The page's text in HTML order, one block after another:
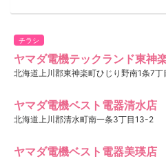
チラシ
ヤマダ電機テックランド東神
北海道上川郡東神楽町ひじり野南1条7丁
ヤマダ電機ベスト電器清水店
北海道上川郡清水町南一条3丁目13-2
ヤマダ電機ベスト電器美瑛店